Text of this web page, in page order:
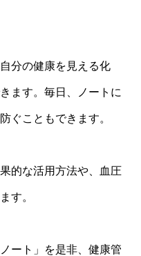
分の健康を見える化
ます。毎日、ノートに
ぐこともできます。
的な活用方法や、血圧
す。
ート」を是非、健康管